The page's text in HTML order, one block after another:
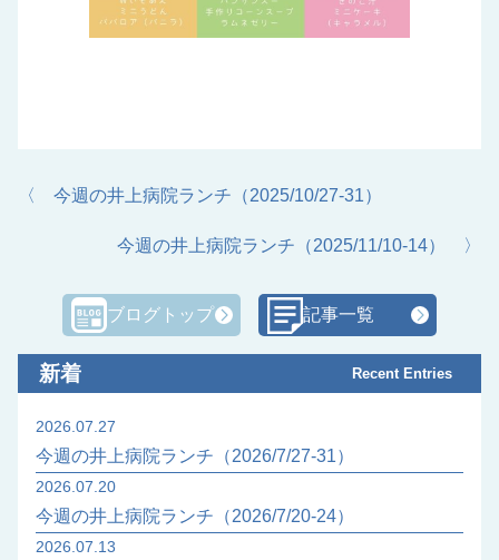
〈 今週の井上病院ランチ（2025/10/27-31）
今週の井上病院ランチ（2025/11/10-14） 〉
ブログトップ 記事一覧
新着 Recent Entries
2026.07.27
今週の井上病院ランチ（2026/7/27-31）
2026.07.20
今週の井上病院ランチ（2026/7/20-24）
2026.07.13